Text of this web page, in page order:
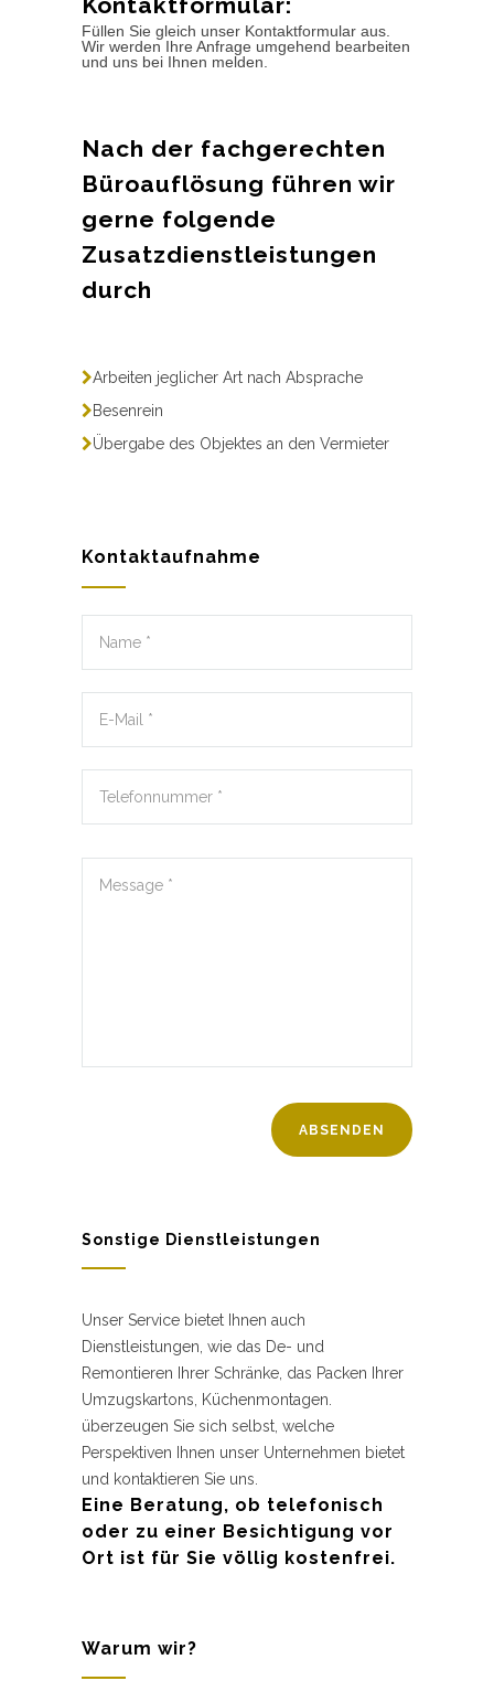
Füllen Sie gleich unser Kontaktformular aus.
Wir werden Ihre Anfrage umgehend bearbeiten
und uns bei Ihnen melden.
Nach der fachgerechten
Büroauflösung führen wir
gerne folgende
Zusatzdienstleistungen
durch
Arbeiten jeglicher Art nach Absprache
Besenrein
Übergabe des Objektes an den Vermieter
Kontaktaufnahme
Sonstige Dienstleistungen
Unser Service bietet Ihnen auch
Dienstleistungen, wie das De- und
Remontieren Ihrer Schränke, das Packen Ihrer
Umzugskartons, Küchenmontagen.
überzeugen Sie sich selbst, welche
Perspektiven Ihnen unser Unternehmen bietet
und kontaktieren Sie uns.
Eine Beratung, ob telefonisch
oder zu einer Besichtigung vor
Ort ist für Sie völlig kostenfrei.
Warum wir?